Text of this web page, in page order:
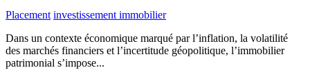
Placement investissement immobilier
Dans un contexte économique marqué par l’inflation, la volatilité
des marchés financiers et l’incertitude géopolitique, l’immobilier
patrimonial s’impose...